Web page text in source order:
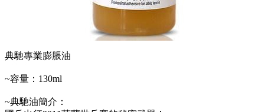
典馳專業膨脹油
~容量：130ml
~典馳油簡介：